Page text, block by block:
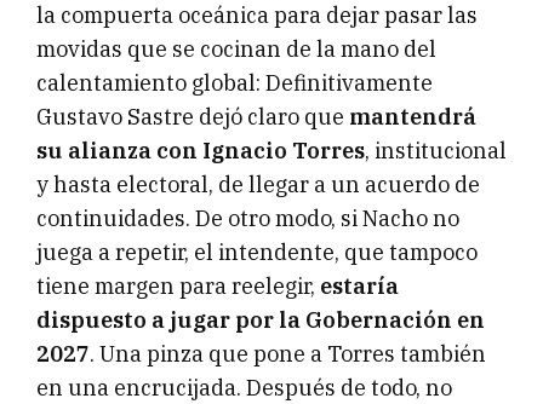
la compuerta oceánica para dejar pasar las
movidas que se cocinan de la mano del
calentamiento global: Definitivamente
Gustavo Sastre dejó claro que mantendrá
su alianza con Ignacio Torres, institucional
y hasta electoral, de llegar a un acuerdo de
continuidades. De otro modo, si Nacho no
juega a repetir, el intendente, que tampoco
tiene margen para reelegir, estaría
dispuesto a jugar por la Gobernación en
2027. Una pinza que pone a Torres también
en una encrucijada. Después de todo, no